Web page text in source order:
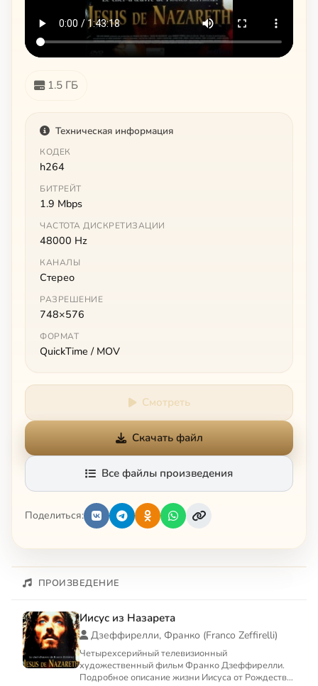
1.5 ГБ
Техническая информация
КОДЕК
h264
БИТРЕЙТ
1.9 Mbps
ЧАСТОТА ДИСКРЕТИЗАЦИИ
48000 Hz
КАНАЛЫ
Стерео
РАЗРЕШЕНИЕ
748×576
ФОРМАТ
QuickTime / MOV
Смотреть
Скачать файл
Все файлы произведения
Поделиться:
ПРОИЗВЕДЕНИЕ
Иисус из Назарета
Дзеффирелли, Франко (Franco Zeffirelli)
Четырехсерийный телевизионный
художественный фильм Франко Дзеффирелли.
Подробное описание жизни Иисуса от Рождества